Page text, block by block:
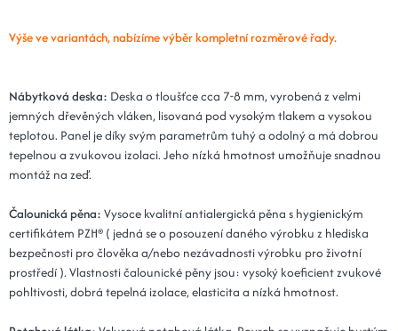
Výše ve variantách, nabízíme výběr kompletní rozměrové řady.
Nábytková deska: Deska o tloušťce cca 7-8 mm, vyrobená z velmi
jemných dřevěných vláken, lisovaná pod vysokým tlakem a vysokou
teplotou. Panel je díky svým parametrům tuhý a odolný a má dobrou
tepelnou a zvukovou izolaci. Jeho nízká hmotnost umožňuje snadnou
montáž na zeď.
Čalounická pěna: Vysoce kvalitní antialergická pěna s hygienickým
certifikátem PZH® ( jedná se o posouzení daného výrobku z hlediska
bezpečnosti pro člověka a/nebo nezávadnosti výrobku pro životní
prostředí ). Vlastnosti čalounické pěny jsou: vysoký koeficient zvukové
pohltivosti, dobrá tepelná izolace, elasticita a nízká hmotnost.